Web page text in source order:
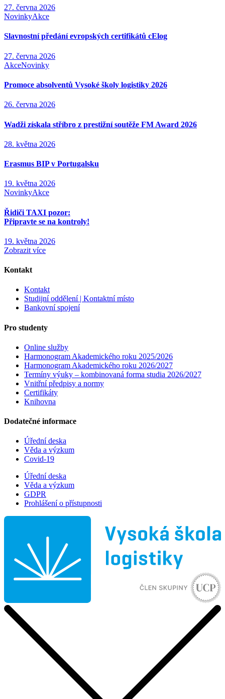
27. června 2026
NovinkyAkce
Slavnostní předání evropských certifikátů cElog
27. června 2026
AkceNovinky
Promoce absolventů Vysoké školy logistiky 2026
26. června 2026
Wadži získala stříbro z prestižní soutěže FM Award 2026
28. května 2026
Erasmus BIP v Portugalsku
19. května 2026
NovinkyAkce
Řidiči TAXI pozor:
Připravte se na kontroly!
19. května 2026
Zobrazit více
Kontakt
Kontakt
Studijní oddělení | Kontaktní místo
Bankovní spojení
Pro studenty
Online služby
Harmonogram Akademického roku 2025/2026
Harmonogram Akademického roku 2026/2027
Termíny výuky – kombinovaná forma studia 2026/2027
Vnitřní předpisy a normy
Certifikáty
Knihovna
Dodatečné informace
Úřední deska
Věda a výzkum
Covid-19
Úřední deska
Věda a výzkum
GDPR
Prohlášení o přístupnosti